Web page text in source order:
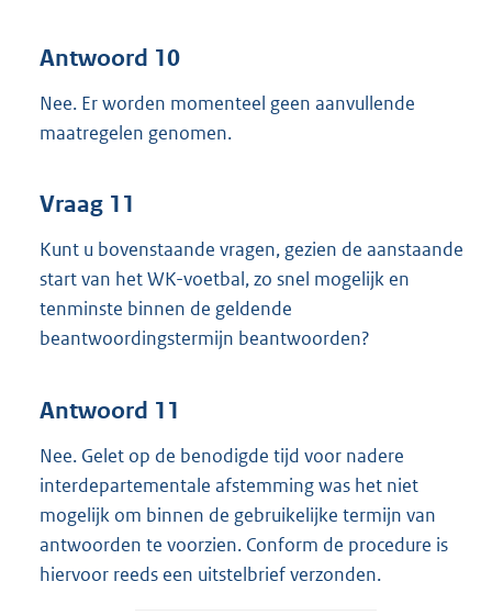
Antwoord 10
Nee. Er worden momenteel geen aanvullende
maatregelen genomen.
Vraag 11
Kunt u bovenstaande vragen, gezien de aanstaande
start van het WK-voetbal, zo snel mogelijk en
tenminste binnen de geldende
beantwoordingstermijn beantwoorden?
Antwoord 11
Nee. Gelet op de benodigde tijd voor nadere
interdepartementale afstemming was het niet
mogelijk om binnen de gebruikelijke termijn van
antwoorden te voorzien. Conform de procedure is
hiervoor reeds een uitstelbrief verzonden.